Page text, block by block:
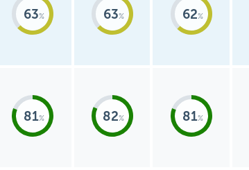
63 63 62
81 82 81